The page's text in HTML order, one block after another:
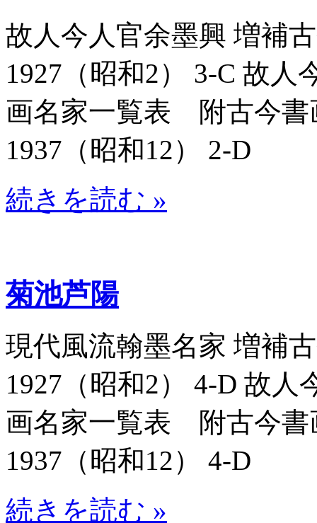
故人今人官余墨興 増補
1927（昭和2） 3-C 故人
画名家一覧表 附古今書
1937（昭和12） 2-D
続きを読む »
菊池芦陽
現代風流翰墨名家 増補
1927（昭和2） 4-D 故
画名家一覧表 附古今書
1937（昭和12） 4-D
続きを読む »